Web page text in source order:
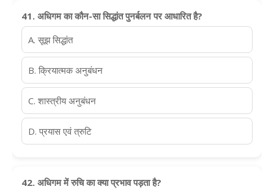
41. अधिगम का कौन-सा सिद्धांत पुनर्बलन पर आधारित है?
A. सूझ सिद्धांत
B. क्रियात्मक अनुबंधन
C. शास्त्रीय अनुबंधन
D. प्रयास एवं त्रुटि
42. अधिगम में रुचि का क्या प्रभाव पड़ता है?